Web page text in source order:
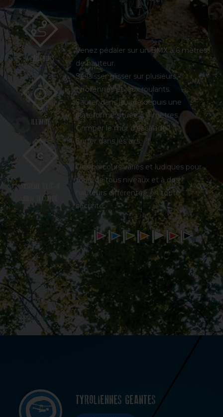
7 PARCOURS
ILLIMITÉ
SYSTÈME CLIC-IT
100% SÉCURISÉ
Venez pédaler sur un BMX à 6 mètres
de hauteur.
Se laisser glisser sur plusieurs
tyroliennes et jeux roulants.
Sauter dans le vide depuis une
plateforme située à 9 mètres.
Grimper le mur d’escalade !
Surfer dans les airs… !!!
Des parcours variés et ludiques pour
tous, de tous niveaux et à des
hauteurs différentes, en toute
sécurité.
TYROLIENNES GEANTES